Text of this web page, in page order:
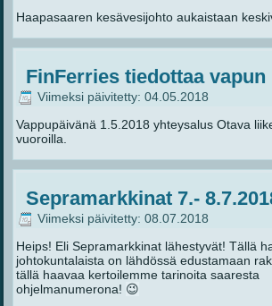
Haapasaaren kesävesijohto aukaistaan
FinFerries tiedottaa
Viimeksi päivitetty: 04.05.2018
Vappupäivänä 1.5.2018 yhteysalus Otava
vuoroilla.
Sepramarkkinat 7.-
Viimeksi päivitetty: 08.07.2018
Heips! Eli Sepramarkkinat lähestyvät! Tällä
johtokuntalaista on lähdössä edustamaan
tällä haavaa kertoilemme tarinoita saaresta
ohjelmanumerona! 😉